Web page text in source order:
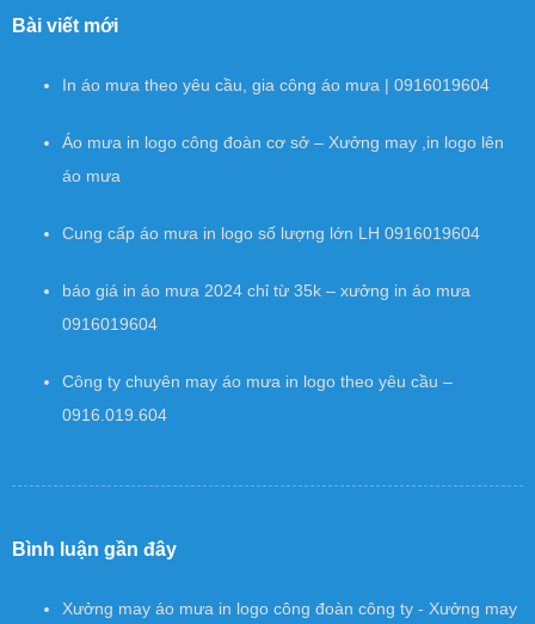
Bài viết mới
In áo mưa theo yêu cầu, gia công áo mưa | 0916019604
Áo mưa in logo công đoàn cơ sở – Xưởng may ,in logo lên
áo mưa
Cung cấp áo mưa in logo số lượng lớn LH 0916019604
báo giá in áo mưa 2024 chỉ từ 35k – xưởng in áo mưa
0916019604
Công ty chuyên may áo mưa in logo theo yêu cầu –
0916.019.604
Bình luận gần đây
Xưởng may áo mưa in logo công đoàn công ty - Xưởng may